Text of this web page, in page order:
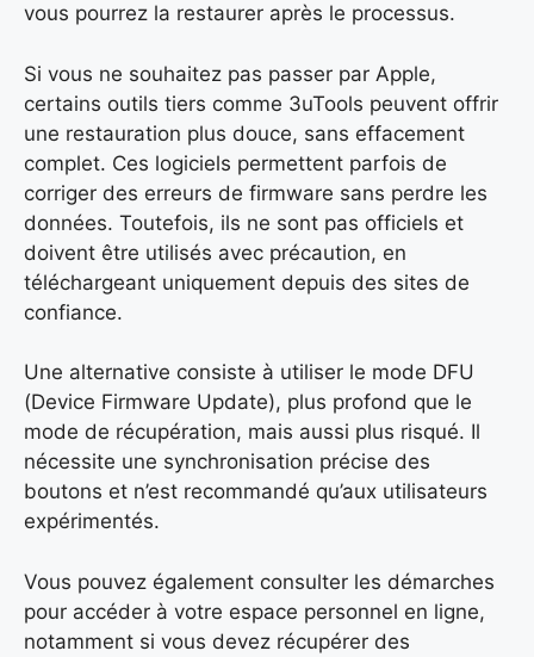
vous pourrez la restaurer après le processus.
Si vous ne souhaitez pas passer par Apple,
certains outils tiers comme 3uTools peuvent offrir
une restauration plus douce, sans effacement
complet. Ces logiciels permettent parfois de
corriger des erreurs de firmware sans perdre les
données. Toutefois, ils ne sont pas officiels et
doivent être utilisés avec précaution, en
téléchargeant uniquement depuis des sites de
confiance.
Une alternative consiste à utiliser le mode DFU
(Device Firmware Update), plus profond que le
mode de récupération, mais aussi plus risqué. Il
nécessite une synchronisation précise des
boutons et n’est recommandé qu’aux utilisateurs
expérimentés.
Vous pouvez également consulter les démarches
pour accéder à votre espace personnel en ligne,
notamment si vous devez récupérer des